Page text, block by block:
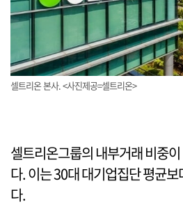
셀트리온 본사. <사진제공=셀트리온>
셀트리온그룹의 내부거래 비중
다. 이는 30대 대기업집단 평균
다.